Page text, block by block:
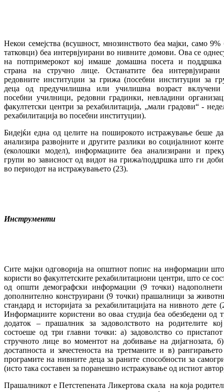
Некои семејства (всушност, мнозинството беа мајки, само 9%
татковци) беа интервјуирани во нивните домови. Ова се
на потпримерокот кој имаше домашна посета и
страна на стручно лице. Останатите беа
редовните институции за грижа (посебни институции за
деца од предучилишна или училишна возраст
посебни училници, редовни градинки, невладини
факултетски центри за рехабилитација, „мали градови“ -
рехабилитација во посебни институции).
Бидејќи една од целите на поширокото истражување беше
анализира развојните и другите разлики во социјалниот
(еколошки модел), информациите беа анализирани и
групи во зависност од видот на грижа/поддршка што ги
во периодот на истражувањето (23).
Инструменти
Сите мајки одговорија на општиот попис на информации
користи во факултетските рехабилитациони центри, што се
од општи демографски информации (9 точки)
дополнително конструирани (9 точки) прашалници за
стандард и историјата за рехабилитацијата на нивното дете
Информациите користени во оваа студија беа обезбедени од
додаток – прашалник за задоволството на родителите
состоеше од три главни точки: а) задоволство со
стручното лице во моментот на добивање на дијагнозата,
достапноста и зачестеноста на третманите и в)
програмите на нивните деца за раните способности за
(исто така составен за поранешно истражување од истиот
Прашалникот е Петстепената Ликертова скала на која